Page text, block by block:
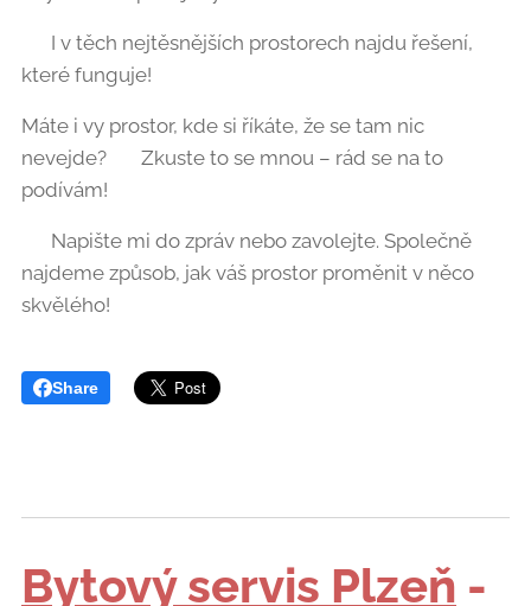
👉 I v těch nejtěsnějších prostorech najdu řešení,
které funguje!
Máte i vy prostor, kde si říkáte, že se tam nic
nevejde? 🤔 Zkuste to se mnou – rád se na to
podívám! 😉
📩 Napište mi do zpráv nebo zavolejte. Společně
najdeme způsob, jak váš prostor proměnit v něco
skvělého!
Share
Bytový servis Plzeň -